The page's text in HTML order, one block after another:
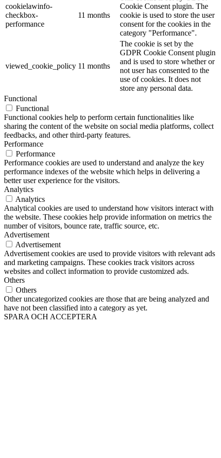
cookielawinfo-
checkbox-
performance
11 months
Cookie Consent plugin. The
cookie is used to store the user
consent for the cookies in the
category "Performance".
viewed_cookie_policy 11 months
The cookie is set by the
GDPR Cookie Consent plugin
and is used to store whether or
not user has consented to the
use of cookies. It does not
store any personal data.
Functional
Functional
Functional cookies help to perform certain functionalities like
sharing the content of the website on social media platforms, collect
feedbacks, and other third-party features.
Performance
Performance
Performance cookies are used to understand and analyze the key
performance indexes of the website which helps in delivering a
better user experience for the visitors.
Analytics
Analytics
Analytical cookies are used to understand how visitors interact with
the website. These cookies help provide information on metrics the
number of visitors, bounce rate, traffic source, etc.
Advertisement
Advertisement
Advertisement cookies are used to provide visitors with relevant ads
and marketing campaigns. These cookies track visitors across
websites and collect information to provide customized ads.
Others
Others
Other uncategorized cookies are those that are being analyzed and
have not been classified into a category as yet.
SPARA OCH ACCEPTERA